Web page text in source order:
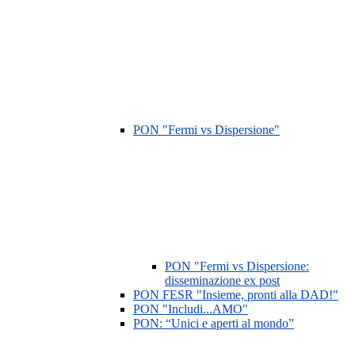
PON "Fermi vs Dispersione"
PON "Fermi vs Dispersione:
disseminazione ex post
PON FESR "Insieme, pronti alla DAD!"
PON "Includi...AMO"
PON: “Unici e aperti al mondo”